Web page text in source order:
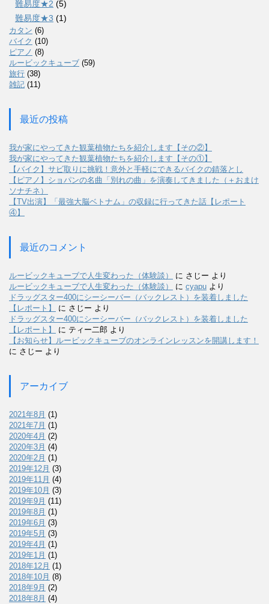
難易度★2 (5)
難易度★3 (1)
カタン (6)
バイク (10)
ピアノ (8)
ルービックキューブ (59)
旅行 (38)
雑記 (11)
最近の投稿
我が家にやってきた観葉植物たちを紹介します【その②】
我が家にやってきた観葉植物たちを紹介します【その①】
【バイク】サビ取りに挑戦！意外と手軽にできるバイクの錆落とし
【ピアノ】ショパンの名曲「別れの曲」を演奏してきました（＋おまけ
ソナチネ）
【TV出演】「最強大脳ベトナム」の収録に行ってきた話【レポート
④】
最近のコメント
ルービックキューブで人生変わった（体験談） に さじー より
ルービックキューブで人生変わった（体験談）
に cyapu より
ドラッグスター400にシーシーバー（バックレスト）を装着しました
【レポート】
に さじー より
ドラッグスター400にシーシーバー（バックレスト）を装着しました
【レポート】
に ティー二郎 より
【お知らせ】ルービックキューブのオンラインレッスンを開講します！
に さじー より
アーカイブ
2021年8月 (1)
2021年7月 (1)
2020年4月 (2)
2020年3月 (4)
2020年2月 (1)
2019年12月 (3)
2019年11月 (4)
2019年10月 (3)
2019年9月 (11)
2019年8月 (1)
2019年6月 (3)
2019年5月 (3)
2019年4月 (1)
2019年1月 (1)
2018年12月 (1)
2018年10月 (8)
2018年9月 (2)
2018年8月 (4)